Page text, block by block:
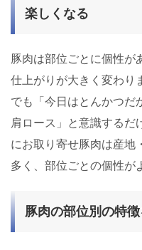
楽しくなる
豚肉は部位ごとに個性が
仕上がりが大きく変わり
でも「今日はとんかつだ
肩ロース」と意識するだ
にお取り寄せ豚肉は産地
多く、部位ごとの個性が
豚肉の部位別の特